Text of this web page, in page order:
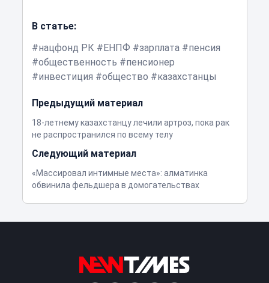
В статье:
нацфонд РК
ЕНПФ зарплата
пенсия
общественность
пенсионер
инвестиция
общество казахстанцы
Предыдущий материал
18-летнему казахстанцу лечили артроз, пока рак
не распространился по всему телу
Следующий материал
«Массировал интимные места»: алматинка
обвинила фельдшера в домогательствах